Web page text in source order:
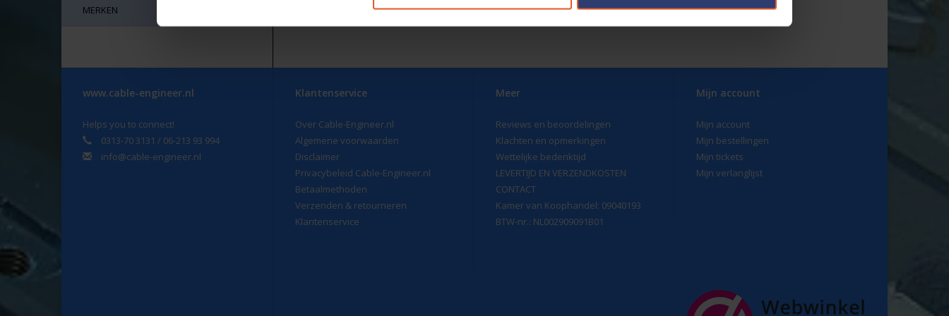
MERKEN
minimaal een temperatuur van 100°C worden gebruikt.
www.cable-engineer.nl
Helps you to connect!
0313-70 3131 / 06-213 93 994
info@cable-engineer.nl
Klantenservice
Over Cable-Engineer.nl
Algemene voorwaarden
Disclaimer
Privacybeleid Cable-Engineer.nl
Betaalmethoden
Verzenden & retourneren
Klantenservice
Meer
Reviews en beoordelingen
Klachten en opmerkingen
Wettelijke bedenktijd
LEVERTIJD EN VERZENDKOSTEN
CONTACT
Kamer van Koophandel: 09040193
BTW-nr.: NL002909091B01
Mijn account
Mijn account
Mijn bestellingen
Mijn tickets
Mijn verlanglijst